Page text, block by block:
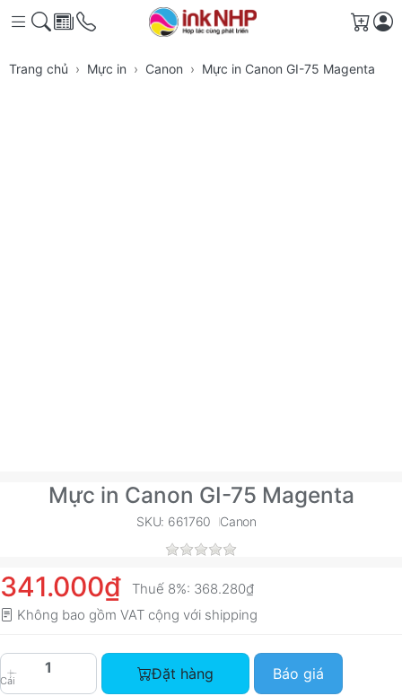
Giỏ
Trang chủ Mực in Canon Mực in Canon GI-75 Magenta
Mực in Canon GI-75 Magenta
SKU: 661760 Canon
341.000₫ Thuế 8%: 368.280₫
Không bao gồm VAT cộng với shipping
Cái
Mực in Canon GI-75 Magenta với giá 341.000₫,
Đặt hàng Báo giá